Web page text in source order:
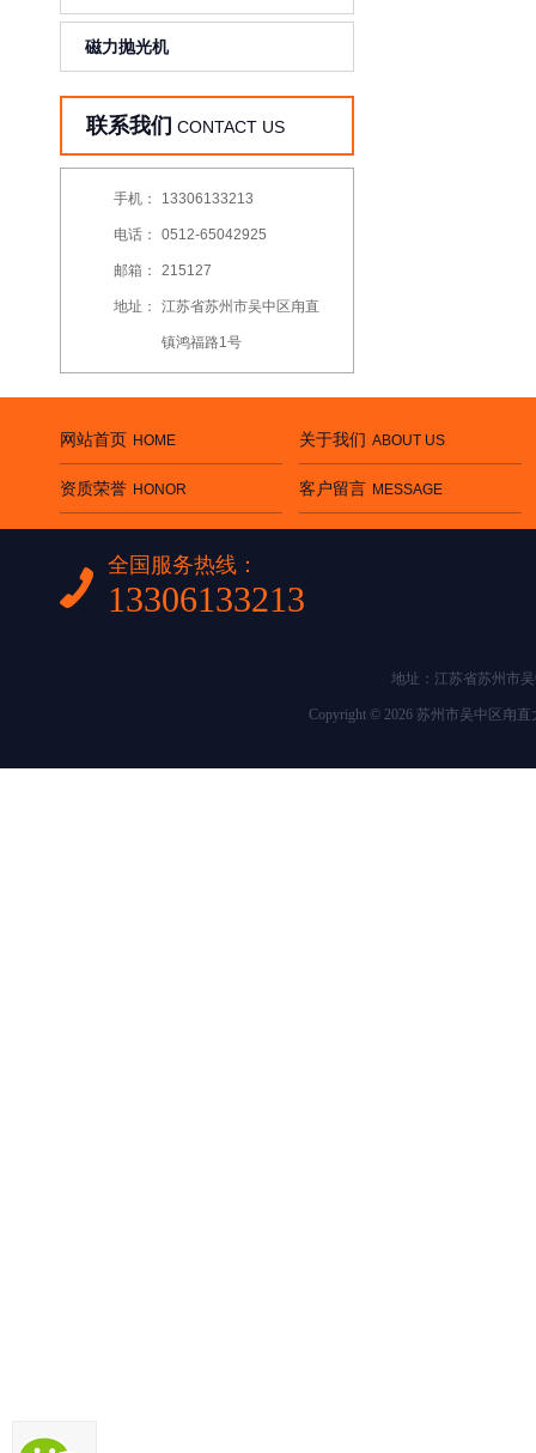
磁力抛光机
联系我们 CONTACT US
手机： 13306133213
电话： 0512-65042925
邮箱： 215127
地址： 江苏省苏州市吴中区甪直
镇鸿福路1号
网站首页 HOME 关于我们 ABOUT US
资质荣誉 HONOR 客户留言 MESSAGE
全国服务热线：
13306133213
地址：江苏省苏州市
Copyright © 2026 苏州市吴中区